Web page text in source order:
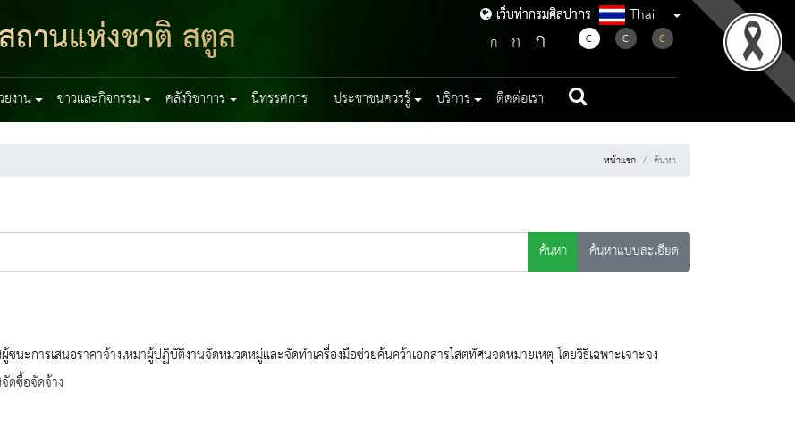
เว็บท่ากรมศิลปากร
านแห่งชาติ สตูล เว็บท่ากรมศิลปากร Thai
ก ก ก C C C
งาน ข่าวและกิจกรรม คลังวิชาการ นิทรรศการ ประชาชนควรรู้ บริการ ติดต่อเรา
หน้าแรก ค้นหา
ค้นหา
ค้นหาแบบละเอียด
ชนะการเสนอราคาจ้างเหมาผู้ปฏิบัติงานจัดหมวดหมู่และจัดทำเครื่องมือช่วยค้นคว้าเอกสารโสตทัศนจดหมายเหตุ โดยวิธีเฉพาะเจาะจง
ดซื้อจัดจ้าง